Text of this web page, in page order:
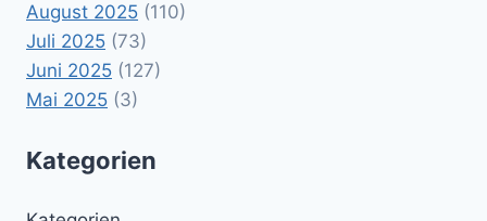
August 2025 (110)
Juli 2025 (73)
Juni 2025 (127)
Mai 2025 (3)
Kategorien